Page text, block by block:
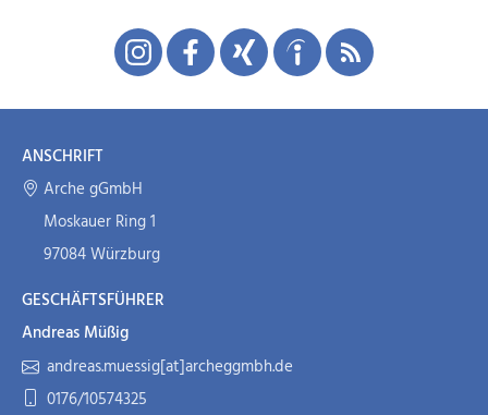
ANSCHRIFT
Arche gGmbH
Moskauer Ring 1
97084 Würzburg
GESCHÄFTSFÜHRER
Andreas Müßig
andreas.muessig[at]archeggmbh.de
0176/10574325